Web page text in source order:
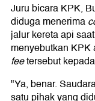
Juru bicara KPK,
diduga menerima
jalur kereta api
menyebutkan
feetersebut
"Ya, benar.
satu pihak yang